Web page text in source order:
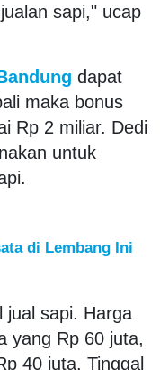
sapi," ucap
dapat
maka bonus
Rp 2 miliar. Dedi
untuk
di Lembang Ini
jual sapi. Harga
yang Rp 60 juta,
40 juta. Tinggal